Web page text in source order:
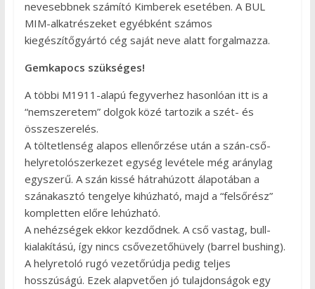
nevesebbnek számító Kimberek esetében. A BUL
MIM-alkatrészeket egyébként számos
kiegészítőgyártó cég saját neve alatt forgalmazza.
Gemkapocs szükséges!
A többi M1911-alapú fegyverhez hasonlóan itt is a
“nemszeretem” dolgok közé tartozik a szét- és
összeszerelés.
A töltetlenség alapos ellenőrzése után a szán-cső-
helyretolószerkezet egység levétele még aránylag
egyszerű. A szán kissé hátrahúzott álapotában a
szánakasztó tengelye kihúzható, majd a “felsőrész”
kompletten előre lehúzható.
A nehézségek ekkor kezdődnek. A cső vastag, bull-
kialakítású, így nincs csővezetőhüvely (barrel bushing).
A helyretoló rugó vezetőrúdja pedig teljes
hosszúságú. Ezek alapvetően jó tulajdonságok egy